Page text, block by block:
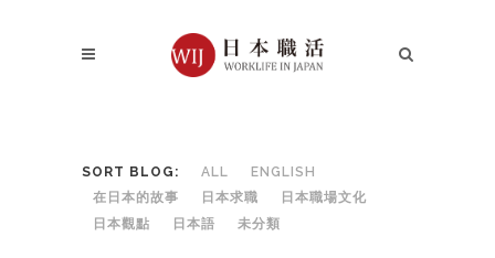
SORT BLOG: ALL
ENGLISH
在日本的故事
日本求職
日本職場文化
日本觀點
日本語 未分類